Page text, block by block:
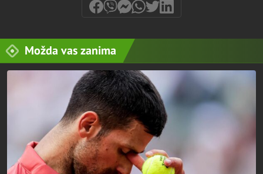
Možda vas zanima